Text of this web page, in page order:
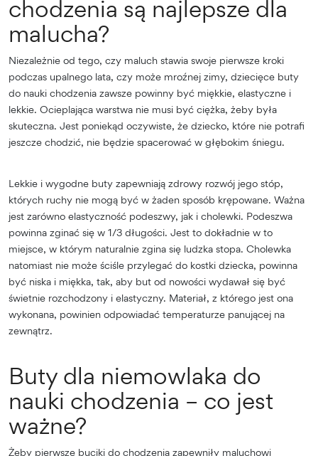
chodzenia są najlepsze dla
malucha?
Niezależnie od tego, czy maluch stawia swoje pierwsze kroki
podczas upalnego lata, czy może mroźnej zimy, dziecięce buty
do nauki chodzenia zawsze powinny być miękkie, elastyczne i
lekkie. Ocieplająca warstwa nie musi być ciężka, żeby była
skuteczna. Jest poniekąd oczywiste, że dziecko, które nie potrafi
jeszcze chodzić, nie będzie spacerować w głębokim śniegu.
Lekkie i wygodne buty zapewniają zdrowy rozwój jego stóp,
których ruchy nie mogą być w żaden sposób krępowane. Ważna
jest zarówno elastyczność podeszwy, jak i cholewki. Podeszwa
powinna zginać się w 1/3 długości. Jest to dokładnie w to
miejsce, w którym naturalnie zgina się ludzka stopa. Cholewka
natomiast nie może ściśle przylegać do kostki dziecka, powinna
być niska i miękka, tak, aby but od nowości wydawał się być
świetnie rozchodzony i elastyczny. Materiał, z którego jest ona
wykonana, powinien odpowiadać temperaturze panującej na
zewnątrz.
Buty dla niemowlaka do
nauki chodzenia – co jest
ważne?
Żeby pierwsze buciki do chodzenia zapewniły maluchowi